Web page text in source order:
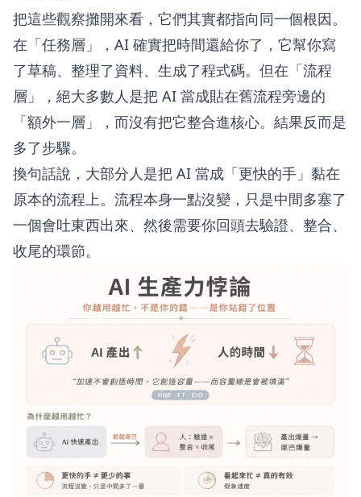
把這些觀察攤開來看，它們其實都指向同一個根因。
在「任務層」，AI 確實把時間還給你了，它幫你寫
了草稿、整理了資料、生成了程式碼。但在「流程
層」，絕大多數人是把 AI 當成貼在舊流程旁邊的
「額外一層」，而沒有把它整合進核心。結果反而是
多了步驟。
換句話說，大部分人是把 AI 當成「更快的手」黏在
原本的流程上。流程本身一點沒變，只是中間多塞了
一個會吐東西出來、然後需要你回頭去驗證、整合、
收尾的環節。